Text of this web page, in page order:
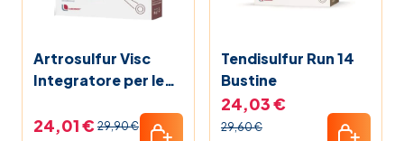
Artrosulfur Visc
Integratore per le
Bustine
24,01 € 29,90 €
Tendisulfur Run 14
Bustine
24,03 €
29,60 €